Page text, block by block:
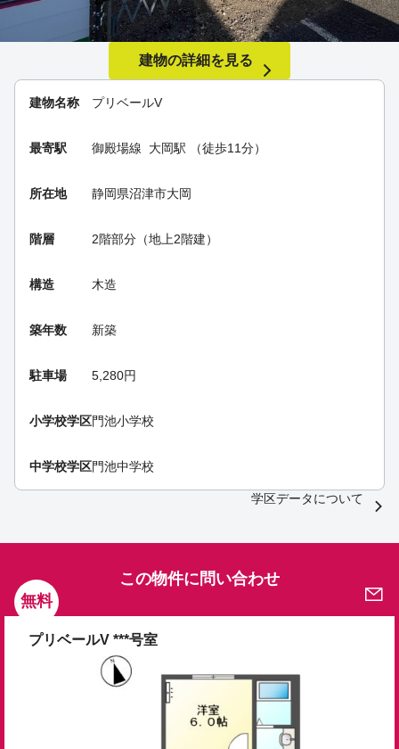
建物名称 プリベールV
最寄駅 御殿場線 大岡駅 （徒歩11分）
所在地 静岡県沼津市大岡
階層 2階部分（地上2階建）
構造 木造
築年数 新築
駐車場 5,280円
小学校学区門池小学校
中学校学区門池中学校
建物の詳細を見る
学区データについて
無料
この物件に問い合わせ
プリベールV ***号室